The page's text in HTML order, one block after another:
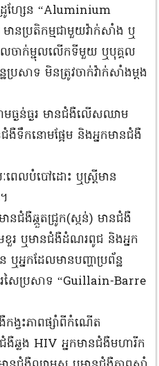
ហ្សែន “Aluminium
នប្រតិកម្មជាមួយវ៉ាក់សាំង ឬ
េលចាក់ម្ជុលលើកទីមួយ ឬបុគ្គល
ឋប្រសាទ មិនត្រូវចាក់វ៉ាក់សាំងម្ដង
មធ្ងន់ធ្ងរ មានជំងឺលើសឈាម
ជំងឺទឹកនោមផ្អែម និងអ្នកមានជំងឺ
ៈពេលបំបៅដោះ ឬស្រ្តីមាន
ានជំងឺឆ្កួតជ្រូក(ស្កន់) មានជំងឺ
រ ឬមានជំងឺដំណរពូជ និងអ្នក
អ្នកដែលមានបញ្ហាប្រព័ន្ឋ
សៃប្រសាទ “Guillain-Barre
ង្វះភាពផ្សាំពីកំណើត
ឆ្លង HIV អ្នកមានជំងឺមហារីក